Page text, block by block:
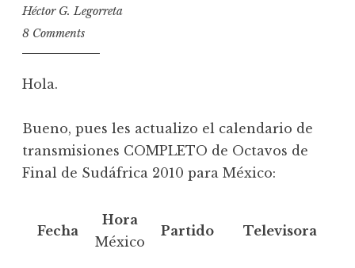
Héctor G. Legorreta
8 Comments
Hola.
Bueno, pues les actualizo el calendario de
transmisiones COMPLETO de Octavos de
Final de Sudáfrica 2010 para México:
Fecha
Hora
México
Partido Televisora